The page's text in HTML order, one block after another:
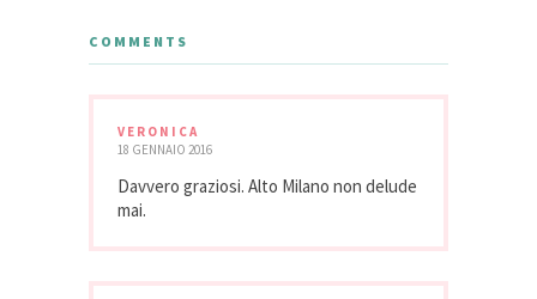
COMMENTS
VERONICA
18 GENNAIO 2016
Davvero graziosi. Alto Milano non delude
mai.